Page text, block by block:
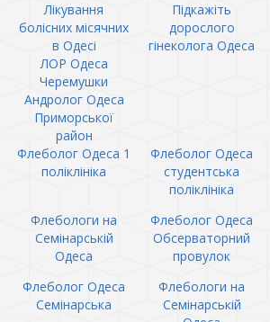
Лікування
болісних місячних
в Одесі
Підкажіть
дорослого
гінеколога Одеса
ЛОР Одеса
Черемушки
Андролог Одеса
Приморської
район
Флеболог Одеса 1
поліклініка
Флеболог Одеса
студентська
поліклініка
Флебологи на
Семінарській
Одеса
Флеболог Одеса
Обсерваторний
провулок
Флеболог Одеса
Семінарська
Флебологи на
Семінарській